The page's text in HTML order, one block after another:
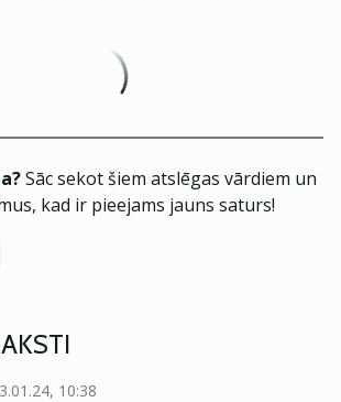
Sāc sekot šiem atslēgas vārdiem un
kad ir pieejams jauns saturs!
10:38